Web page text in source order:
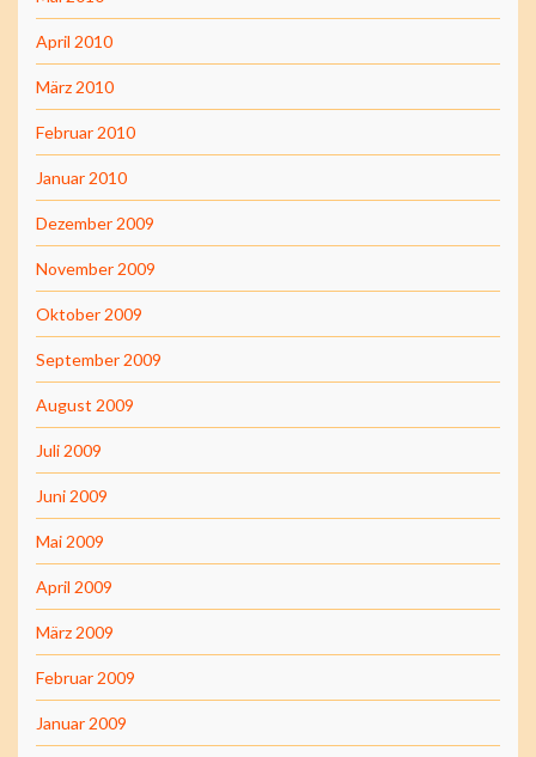
April 2010
März 2010
Februar 2010
Januar 2010
Dezember 2009
November 2009
Oktober 2009
September 2009
August 2009
Juli 2009
Juni 2009
Mai 2009
April 2009
März 2009
Februar 2009
Januar 2009